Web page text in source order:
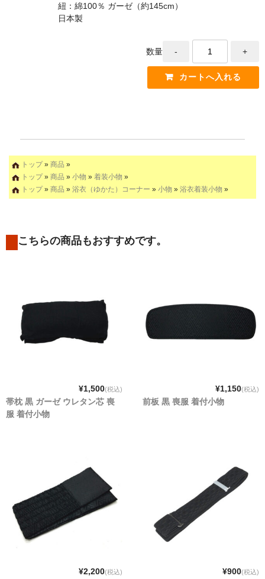
紐：綿100％ ガーゼ（約145cm）
日本製
数量
トップ» 商品 »
トップ» 商品 » 小物 » 着装小物 »
トップ» 商品 » 浴衣（ゆかた）コーナー » 小物 » 浴衣着装小物 »
こちらの商品もおすすめです。
¥1,500(税込)
帯枕 黒 ガーゼ ウレタン芯 喪
服 着付小物
¥1,150(税込)
前板 黒 喪服 着付小物
¥2,200(税込) ¥900(税込)